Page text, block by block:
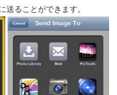
送ることができます。